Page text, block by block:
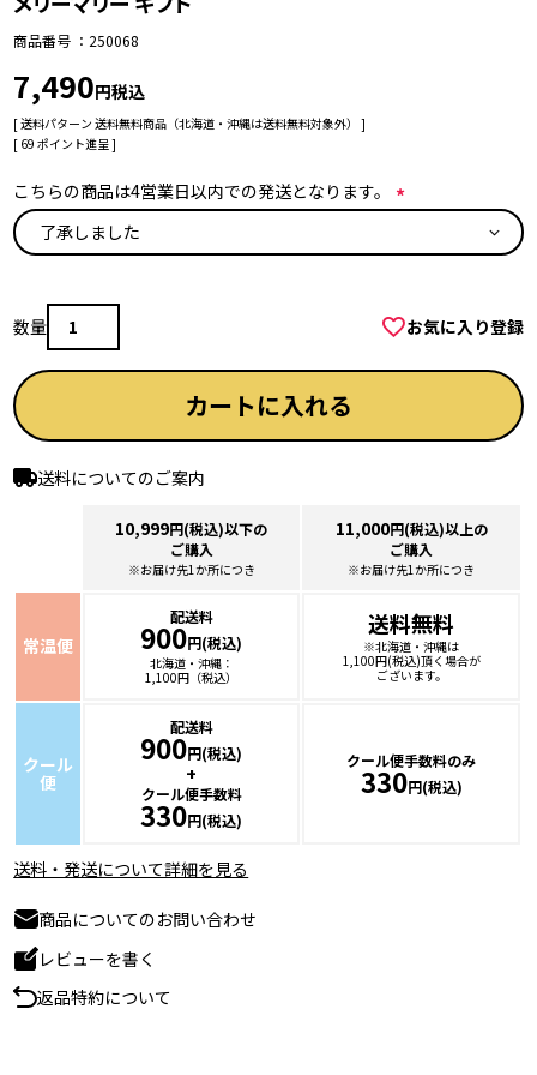
商品番号 250068
7,490 税込
送料パターン 送料無料商品（北海道・沖縄は送料無料対象外）
[ 69 ポイント進呈 ]
こちらの商品は4営業日以内での発送となります。
お気に入り登録
カートに入れる
送料についてのご案内
10,999円(税込)以下の
ご購入
※お届け先1か所につき
11,000円(税込)以上の
ご購入
※お届け先1か所につき
常温便
配送料
900円(税込)
北海道・沖縄：
1,100円（税込）
送料無料
※北海道・沖縄は
1,100円(税込)頂く場合が
ございます。
クール
便
配送料
900円(税込)
+
クール便手数料
330円(税込)
クール便手数料のみ
330円(税込)
送料・発送について詳細を見る
商品についてのお問い合わせ
レビューを書く
返品特約について